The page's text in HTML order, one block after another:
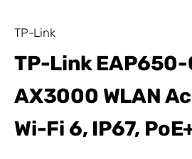
TP-Link
TP-Link EAP650-
AX3000 WLAN
Wi-Fi 6, IP67,